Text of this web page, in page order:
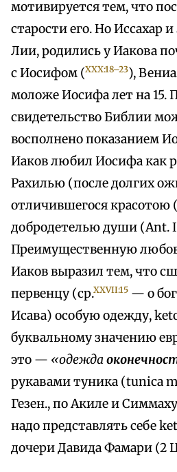
мотивируется тем, что
старости его. Но Иссахар
Лии, родились у Иакова
с Иосифом (XXX:18–23),
моложе Иосифа лет на 15.
свидетельство Библии
восполнено показанием
Иаков любил Иосифа как
Рахилью (после долгих
отличившегося красотою
добродетелью души (Ant.
Преимущественную
Иаков выразил тем, что
первенцу (ср.XXVII:15 — о
Исава) особую одежду,
буквальному значению
это — «одежда
рукавами туника (tunica
Гезен., по Акиле и
надо представлять себе
дочери Давида Фамари (2